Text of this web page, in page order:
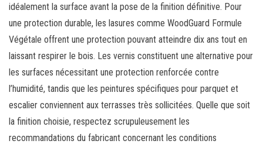
idéalement la surface avant la pose de la finition définitive. Pour
une protection durable, les lasures comme WoodGuard Formule
Végétale offrent une protection pouvant atteindre dix ans tout en
laissant respirer le bois. Les vernis constituent une alternative pour
les surfaces nécessitant une protection renforcée contre
l’humidité, tandis que les peintures spécifiques pour parquet et
escalier conviennent aux terrasses très sollicitées. Quelle que soit
la finition choisie, respectez scrupuleusement les
recommandations du fabricant concernant les conditions